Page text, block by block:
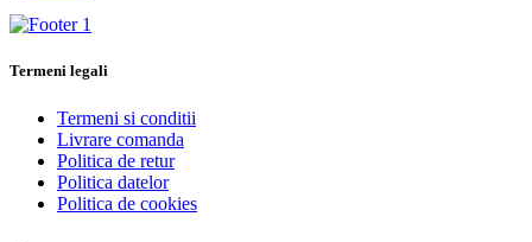
Termeni legali
Termeni si conditii
Livrare comanda
Politica de retur
Politica datelor
Politica de cookies